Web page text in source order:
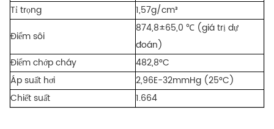
Tỉ trọng
1,57g/cm³
Điểm sôi
874,8±65,0 ℃ (giá trị dự
đoán)
Điểm chớp cháy
482,8°C
Áp suất hơi
2,96E-32mmHg (25°C)
Chiết suất
1.664